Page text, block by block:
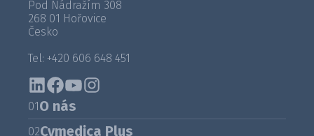
Pod Nádražím 308
268 01 Hořovice
Česko
Tel: +420 606 648 451
01O nás
02Cymedica Plus